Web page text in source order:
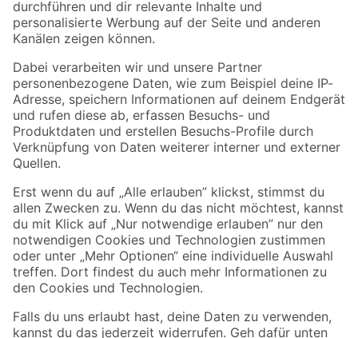
Folge uns
Zahlungsarten Versandarten
Sicher einkaufen
Jetzt die toom-App herunterladen